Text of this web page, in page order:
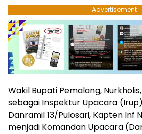
Advertisement
Wakil Bupati Pemalang, Nurkholis,
sebagai Inspektur Upacara
Danramil 13/Pulosari, Kapten Inf
menjadi Komandan Upacara